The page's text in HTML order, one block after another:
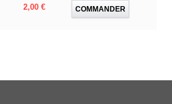
Prix
2,00 € COMMANDER